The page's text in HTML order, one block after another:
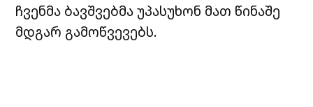
ჩვენმა ბავშვებმა უპასუხონ მათ წინაშე
მდგარ გამოწვევებს.